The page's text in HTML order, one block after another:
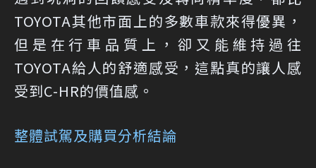
TOYOTA其他市面上的多數車款來得優異，
但是在行車品質上，卻又能維持過往
TOYOTA給人的舒適感受，這點真的讓人感
受到C-HR的價值感。
整體試駕及購買分析結論